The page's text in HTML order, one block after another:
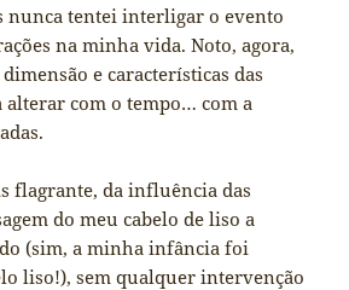
nunca tentei interligar o evento
na minha vida. Noto, agora,
e características das
alterar com o tempo… com a
flagrante, da influência das
do meu cabelo de liso a
(sim, a minha infância foi
liso!), sem qualquer intervenção